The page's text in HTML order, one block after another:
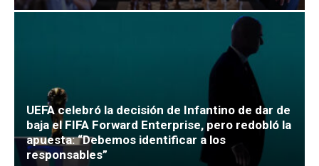
UEFA celebró la decisión de Infantino de dar de
baja el FIFA Forward Enterprise, pero redobló la
apuesta: “Debemos identificar a los
responsables”